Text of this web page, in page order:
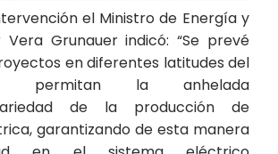
el Ministro de Energía y
Vera Grunauer indicó: “Se prevé
en diferentes latitudes del
permitan la anhelada
de la producción de
garantizando de esta manera